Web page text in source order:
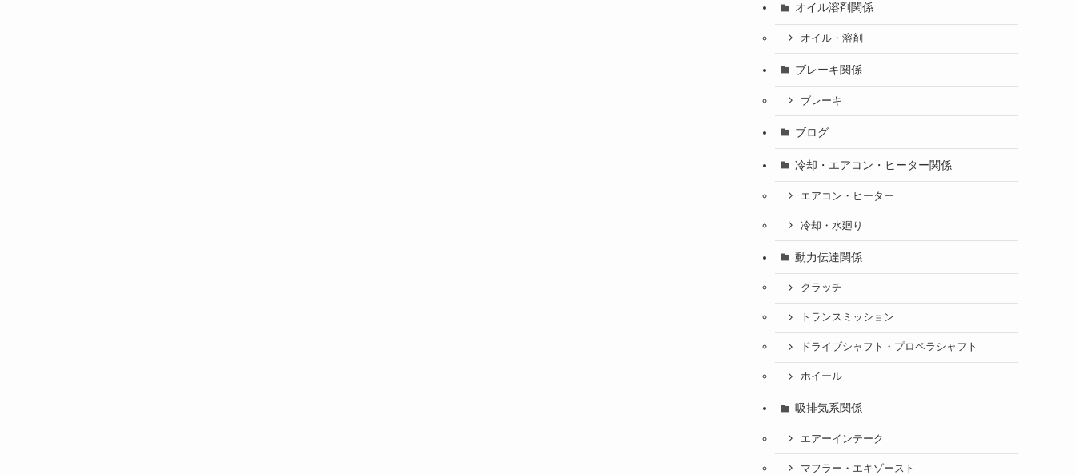
オイル溶剤関係
オイル・溶剤
ブレーキ関係
ブレーキ
ブログ
冷却・エアコン・ヒーター関係
エアコン・ヒーター
冷却・水廻り
動力伝達関係
クラッチ
トランスミッション
ドライブシャフト・プロペラシャフト
ホイール
吸排気系関係
エアーインテーク
マフラー・エキゾースト